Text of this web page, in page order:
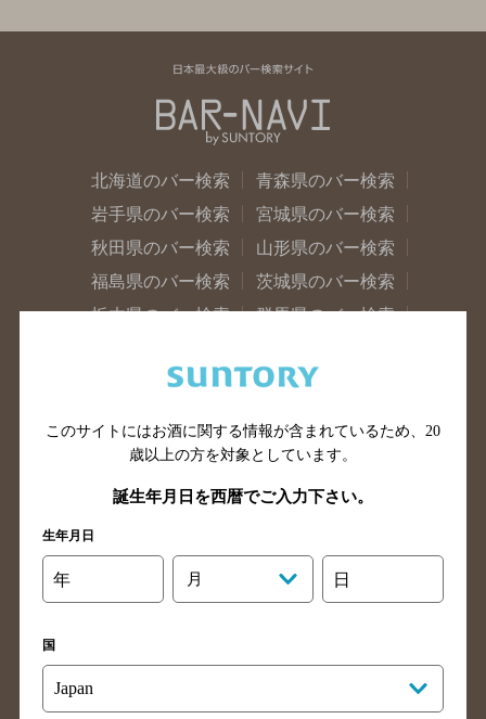
北海道のバー検索
青森県のバー検索
岩手県のバー検索
宮城県のバー検索
秋田県のバー検索
山形県のバー検索
福島県のバー検索
茨城県のバー検索
栃木県のバー検索
群馬県のバー検索
新潟県のバー検索
東京都のバー検索
埼玉県のバー検索
愛知県のバー検索
大阪府のバー検索
京都府のバー検索
広島県のバー検索
このサイトにはお酒に関する情報が含まれているため、 20
歳以上の方を対象としています。
誕生年月日を西暦でご入力下さい。
生年月日
年 月 日
国